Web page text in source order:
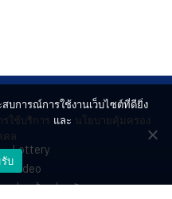
Lottery
Video
ร่วมด้วยช่วยกัน
บการณ์การใช้งานเว็บไซต์ที่ดียิ่ง
ใช้บริการ และ นโยบายคุ้มครอง
คล
บ